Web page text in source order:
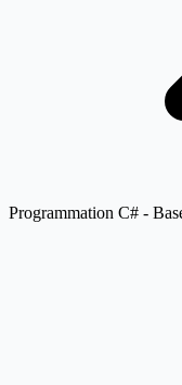
Programmation C# -